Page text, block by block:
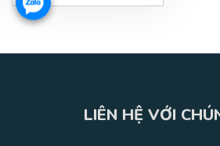
LIÊN HỆ VỚI